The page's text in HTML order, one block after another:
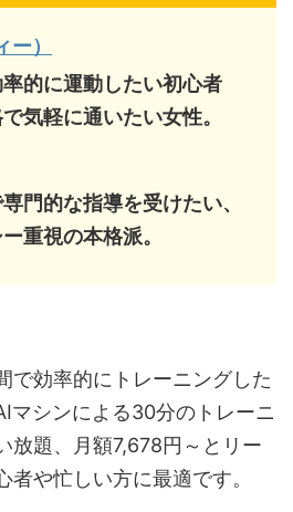
）
的に運動したい初心者
気軽に通いたい女性。
門的な指導を受けたい、
重視の本格派。
で効率的にトレーニングした
マシンによる30分のトレーニ
放題、月額7,678円～とリー
者や忙しい方に最適です。